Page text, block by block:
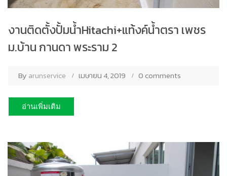
งานติดตั้งปั้มน้ำHitachi+แท้งค์น้ำตรา เพชร
ม.บ้าน กานดา พระราม 2
By arunservice เมษายน 4, 2019 0 comments
อ่านเพิ่มเติม